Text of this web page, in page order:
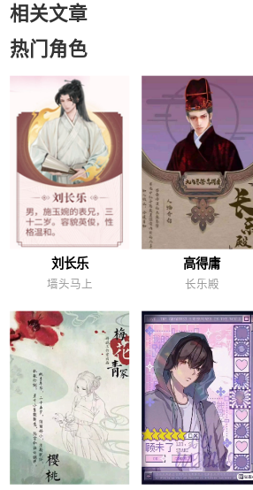
相关文章
热门角色
刘长乐
墙头马上
高得庸
长乐殿